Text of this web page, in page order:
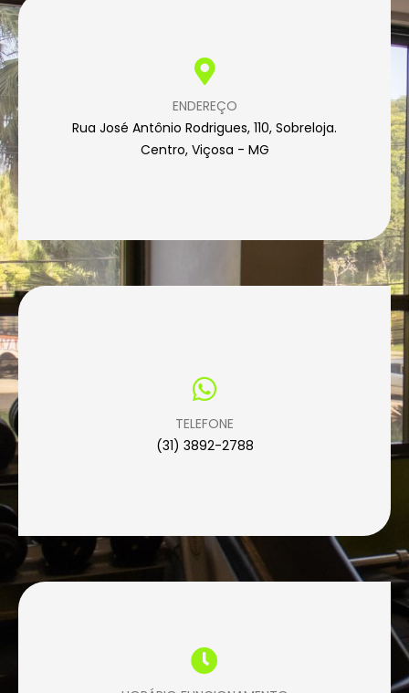
ENDEREÇO
Rua José Antônio Rodrigues, 110, Sobreloja.
Centro, Viçosa - MG
TELEFONE
(31) 3892-2788